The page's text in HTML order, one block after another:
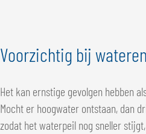
Voorzichtig bij wateren
Het kan ernstige gevolgen hebben
Mocht er hoogwater ontstaan, dan
zodat het waterpeil nog sneller